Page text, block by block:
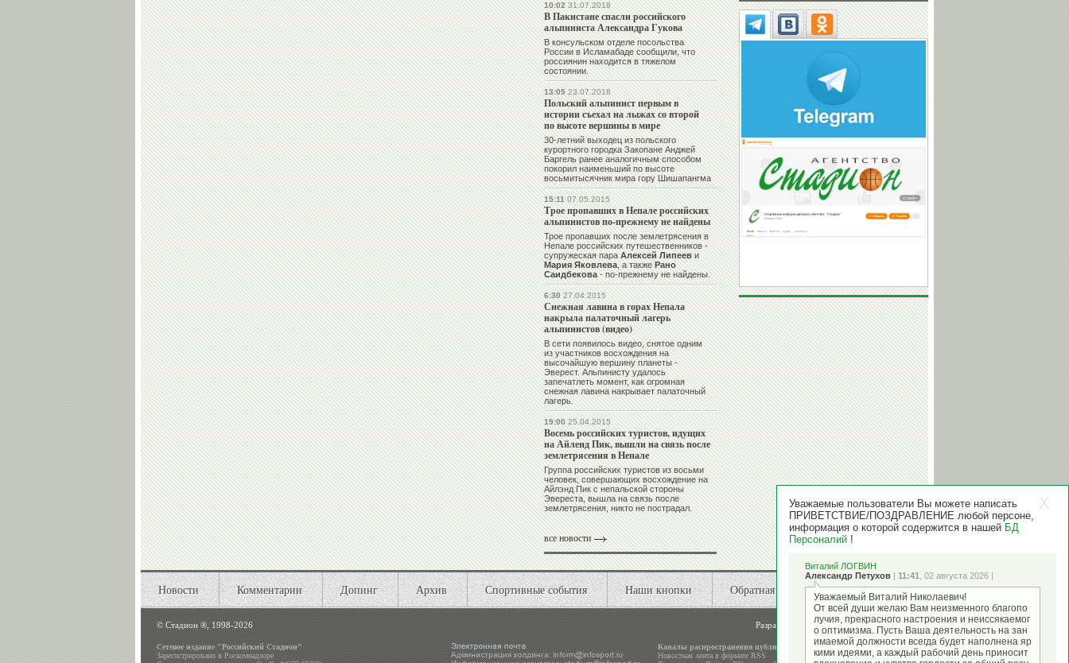
10:0231.07.2018
В Пакистане спасли российского
альпиниста Александра Гукова
В консульском отделе посольства
России в Исламабаде сообщили, что
россиянин находится в тяжелом
состоянии.
13:0523.07.2018
Польский альпинист первым в
истории съехал на лыжах со второй
по высоте вершины в мире
30-летний выходец из польского
курортного городка Закопане Анджей
Баргель ранее аналогичным способом
покорил наименьший по высоте
восьмитысячник мира гору Шишапангма
15:1107.05.2015
Трое пропавших в Непале российских
альпинистов по-прежнему не найдены
Трое пропавших после землетрясения в
Непале российских путешественников -
супружеская параАлексей Липееви
Мария Яковлева, а такжеРано
Саидбекова- по-прежнему не найдены.
6:3027.04.2015
Снежная лавина в горах Непала
накрыла палаточный лагерь
альпинистов (видео)
В сети появилось видео, снятое одним
из участников восхождения на
высочайшую вершину планеты -
Эверест. Альпинисту удалось
запечатлеть момент, как огромная
снежная лавина накрывает палаточный
лагерь.
19:0025.04.2015
Восемь российских туристов, идущих
на Айленд Пик, вышли на связь после
землетрясения в Непале
Группа российских туристов из восьми
человек, совершающих восхождение на
Айлэнд Пик с непальской стороны
Эвереста, вышла на связь после
землетрясения, никто не пострадал.
все новости
Новости Комментарии Допинг Архив Спортивные события Наши кнопки Обратная связь
©Стадион ®, 1998-2026 Разработка и поддержкаООО "Стадион"
Сетевое издание "Российский Стадион"
Зарегистрировано в Роскомнадзоре
Каналы распространения публикаций
Новостная лента в формате RSS
Уважаемые пользователи Вы можете написать
ПРИВЕТСТВИЕ/ПОЗДРАВЛЕНИЕ любой персоне,
информация о которой содержится в нашей БД
Персоналий !
Виталий ЛОГВИН
Александр Петухов | 11:41 , 02 августа 2026 |
Уважаемый Виталий Николаевич!
От всей души желаю Вам неизменного благопо
лучия, прекрасного настроения и неиссякаемог
о оптимизма. Пусть Ваша деятельность на зан
имаемой должности всегда будет наполнена яр
кими идеями, а каждый рабочий день приносит